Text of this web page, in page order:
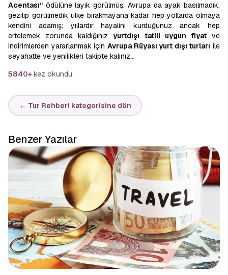
Acentası“ ödülüne layık görülmüş; Avrupa da ayak basılmadık,
gezilip görülmedik ülke bırakmayana kadar hep yollarda olmaya
kendini adamış; yıllardır hayalini kurduğunuz ancak hep
ertelemek zorunda kaldığınız yurtdışı tatili uygun fiyatve
indirimlerden yararlanmak için Avrupa Rüyası yurt dışı turları ile
seyahatte ve yenilikleri takipte kalınız…
5840+ kez okundu.
← Tur Rehberi kategorisine dön
Benzer Yazılar